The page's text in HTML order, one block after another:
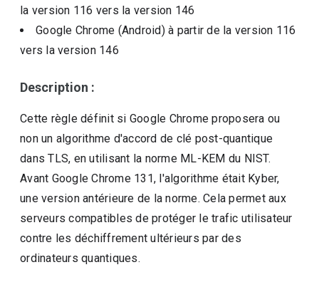
la version 116 vers la version 146
Google Chrome (Android)à partir de la version 116
vers la version 146
Description :
Cette règle définit si Google Chrome proposera ou
non un algorithme d'accord de clé post-quantique
dans TLS, en utilisant la norme ML-KEM du NIST.
Avant Google Chrome 131, l'algorithme était Kyber,
une version antérieure de la norme. Cela permet aux
serveurs compatibles de protéger le trafic utilisateur
contre les déchiffrement ultérieurs par des
ordinateurs quantiques.